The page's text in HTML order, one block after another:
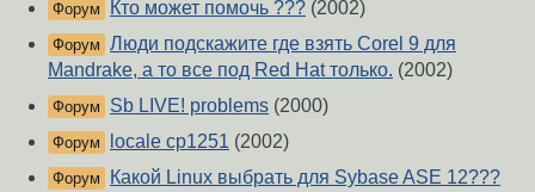
Форум Кто может помочь ??? (2002)
Форум Люди подскажите где взять Corel 9 для
Mandrake, а то все под Red Hat только. (2002)
Форум Sb LIVE! problems (2000)
Форум locale cp1251 (2002)
Форум
Какой Linux выбрать для Sybase ASE 12???